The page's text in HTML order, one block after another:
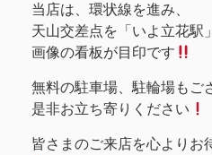
当店は、環状線を進み、
天山交差点を「いよ立花駅
画像の看板が目印です
無料の駐車場、駐輪場もご
是非お立ち寄りください
皆さまのご来店を心よりお